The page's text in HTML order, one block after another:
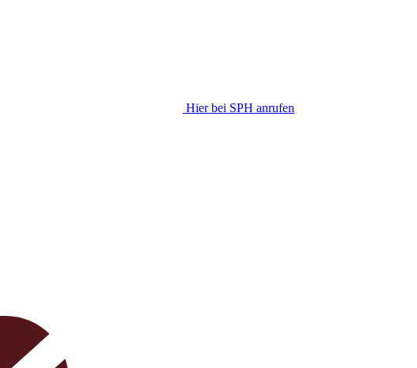
Hier bei SPH anrufen